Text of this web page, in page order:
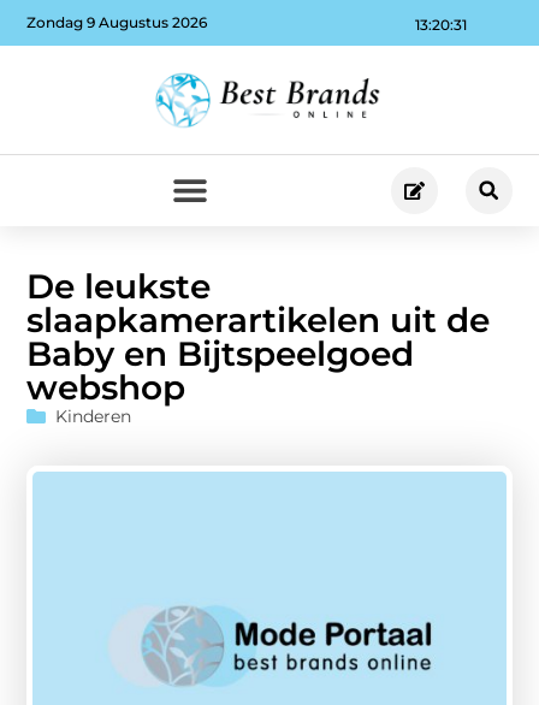
13:20:31
Zondag 9 Augustus 2026
De leukste
slaapkamerartikelen uit de
Baby en Bijtspeelgoed
webshop
Kinderen